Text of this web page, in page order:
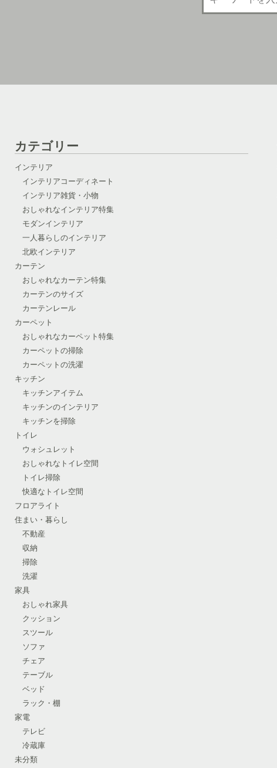
カテゴリー
インテリア
インテリアコーディネート
インテリア雑貨・小物
おしゃれなインテリア特集
モダンインテリア
一人暮らしのインテリア
北欧インテリア
カーテン
おしゃれなカーテン特集
カーテンのサイズ
カーテンレール
カーペット
おしゃれなカーペット特集
カーペットの掃除
カーペットの洗濯
キッチン
キッチンアイテム
キッチンのインテリア
キッチンを掃除
トイレ
ウォシュレット
おしゃれなトイレ空間
トイレ掃除
快適なトイレ空間
フロアライト
住まい・暮らし
不動産
収納
掃除
洗濯
家具
おしゃれ家具
クッション
スツール
ソファ
チェア
テーブル
ベッド
ラック・棚
家電
テレビ
冷蔵庫
未分類